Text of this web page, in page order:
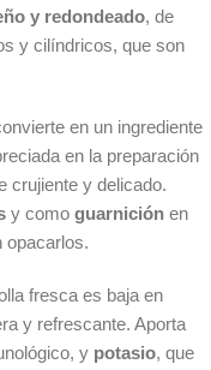
y redondeado, de
y cilíndricos, que son
en un ingrediente
en la preparación
crujiente y delicado.
y como guarnición en
opacarlos.
fresca es baja en
y refrescante. Aporta
y potasio, que